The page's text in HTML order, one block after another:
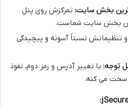
بخش سایت: تمرکزش روی پنل
بخش سایت شماست.
تنظیماتش نسبتاً آسونه و پیچیدگی
توجه: با تغییر آدرس و رمز دوم، نفوذ
سخت می کنه.